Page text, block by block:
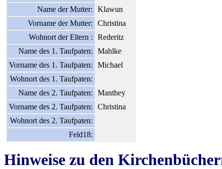
Name der Mutter:
Klawun
Vorname der Mutter:
Christina
Wohnort der Eltern :
Rederitz
Name des 1. Taufpaten:
Mahlke
Vorname des 1. Taufpaten:
Michael
Wohnort des 1. Taufpaten:
Name des 2. Taufpaten:
Manthey
Vorname des 2. Taufpaten:
Christina
Wohnort des 2. Taufpaten:
Feld18:
Hinweise zu den